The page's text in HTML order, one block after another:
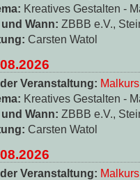
Kreatives Gestalten -
Wann: ZBBB e.V.,
Carsten Watol
Veranstaltung: Malkurs
Kreatives Gestalten -
Wann: ZBBB e.V.,
Carsten Watol
Veranstaltung: Malkurs